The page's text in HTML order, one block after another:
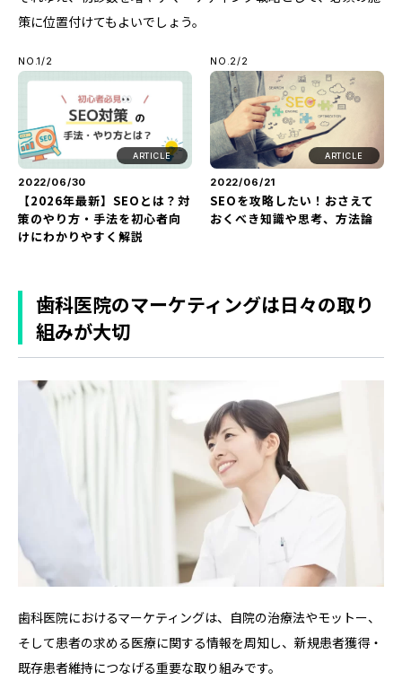
策に位置付けてもよいでしょう。
NO.1/2
ARTICLE
2022/06/30
【2026年最新】SEOとは？対
策のやり方・手法を初心者向
けにわかりやすく解説
NO.2/2
ARTICLE
2022/06/21
SEOを攻略したい！おさえて
おくべき知識や思考、方法論
歯科医院のマーケティングは日々の取り
組みが大切
歯科医院におけるマーケティングは、自院の治療法やモットー、
そして患者の求める医療に関する情報を周知し、新規患者獲得・
既存患者維持につなげる重要な取り組みです。